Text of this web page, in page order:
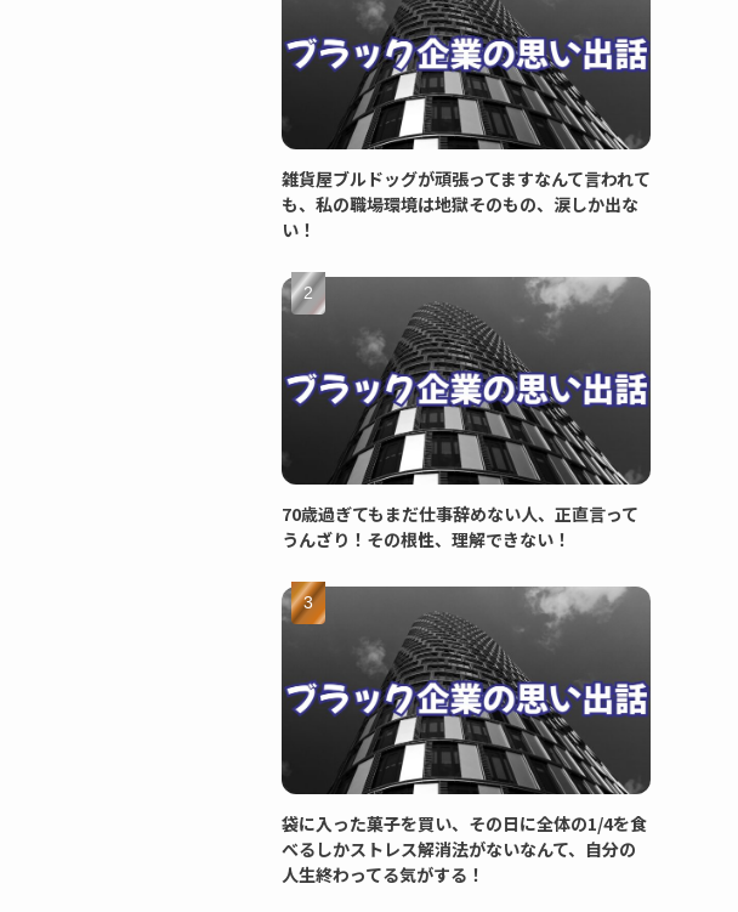
雑貨屋ブルドッグが頑張ってますなんて言われて
も、私の職場環境は地獄そのもの、涙しか出な
い！
70歳過ぎてもまだ仕事辞めない人、正直言って
うんざり！その根性、理解できない！
袋に入った菓子を買い、その日に全体の1/4を食
べるしかストレス解消法がないなんて、自分の
人生終わってる気がする！